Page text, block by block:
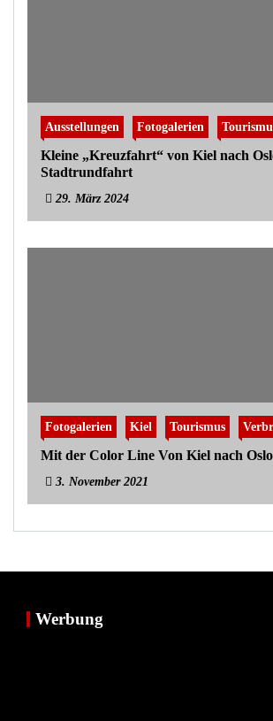
Ausstellungen Fotogalerien
Kleine „Kreuzfahrt“ von Kiel nach
Stadtrundfahrt
29. März 2024
Fotogalerien Kiel Tourismus
Mit der Color Line Von Kiel nach
3. November 2021
Werbung